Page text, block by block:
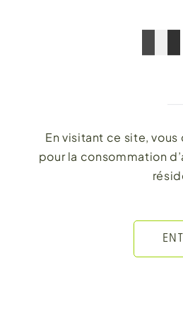
En visitant ce site,
pour la consommation